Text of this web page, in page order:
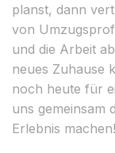
planst, dann
von
und die Arbeit
neues Zuhause
noch heute für
uns gemeinsam
Erlebnis machen!